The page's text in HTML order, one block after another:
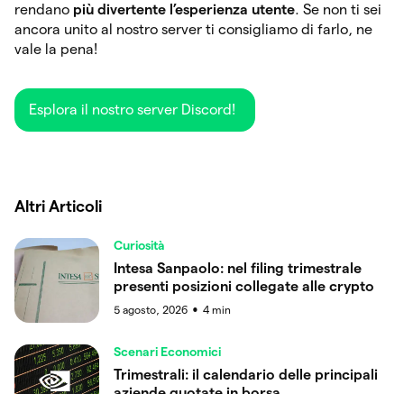
rendano più divertente l’esperienza utente. Se non ti sei
ancora unito al nostro server ti consigliamo di farlo, ne
vale la pena!
Esplora il nostro server Discord!
Altri Articoli
Curiosità
Intesa Sanpaolo: nel filing trimestrale
presenti posizioni collegate alle crypto
5 agosto, 2026 ● 4 min
Scenari Economici
Trimestrali: il calendario delle principali